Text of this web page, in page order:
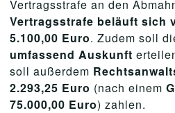
Vertragsstrafe an den
Vertragsstrafe beläuft sich
5.100,00 Euro. Zudem soll
umfassend Auskunft
soll außerdem
2.293,25 Euro (nach einem
75.000,00 Euro) zahlen.